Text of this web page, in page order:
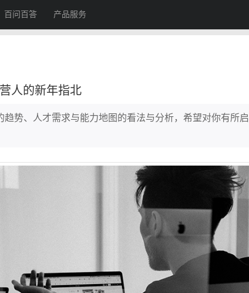
百问百答 产品服务
人的新年指北
势、人才需求与能力地图的看法与分析，希望对你有所启